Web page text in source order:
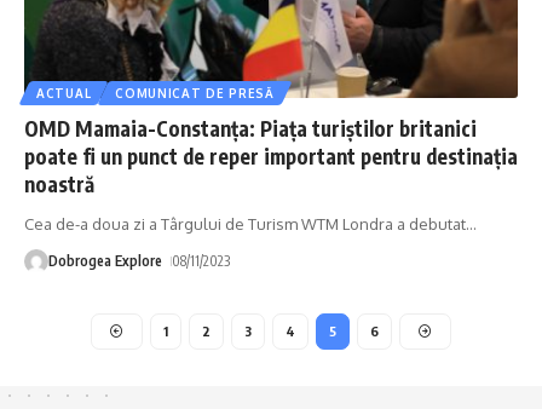
ACTUAL COMUNICAT DE PRESĂ
OMD Mamaia-Constanța: Piața turiștilor britanici
poate fi un punct de reper important pentru destinația
noastră
Cea de-a doua zi a Târgului de Turism WTM Londra a debutat…
Dobrogea Explore 08/11/2023
1 2 3 4 5 6